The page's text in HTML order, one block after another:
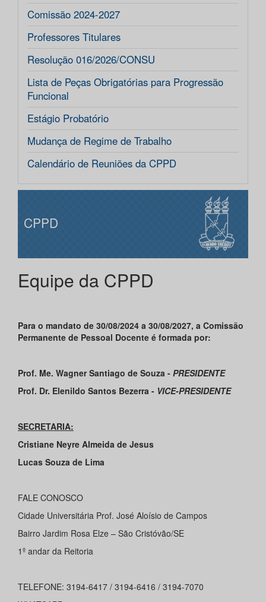
Comissão 2024-2027
Professores Titulares
Resolução 016/2026/CONSU
Lista de Peças Obrigatórias para Progressão
Funcional
Estágio Probatório
Mudança de Regime de Trabalho
Calendário de Reuniões da CPPD
CPPD
Equipe da CPPD
Para o mandato de 30/08/2024 a 30/08/2027, a Comissão
Permanente de Pessoal Docente é formada por:
Prof. Me. Wagner Santiago de Souza - PRESIDENTE
Prof. Dr. Elenildo Santos Bezerra - VICE-PRESIDENTE
SECRETARIA:
Cristiane Neyre Almeida de Jesus
Lucas Souza de Lima
FALE CONOSCO
Cidade Universitária Prof. José Aloísio de Campos
Bairro Jardim Rosa Elze – São Cristóvão/SE
1º andar da Reitoria
TELEFONE: 3194-6417 / 3194-6416 / 3194-7070